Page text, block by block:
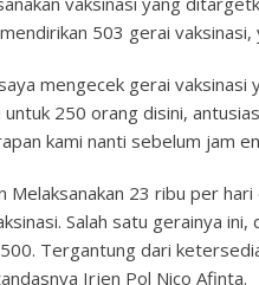
503 gerai
mengecek gerai vaksinasi
untuk 250 orang disini,
kami nanti sebelum jam
Melaksanakan 23 ribu per
Salah satu gerainya
Tergantung dari
Irjen Pol Nico Afinta.